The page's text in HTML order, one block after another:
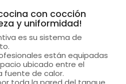
con cocción
y uniformidad!
es su sistema de
están equipadas
ubicado entre el
fuente de calor.